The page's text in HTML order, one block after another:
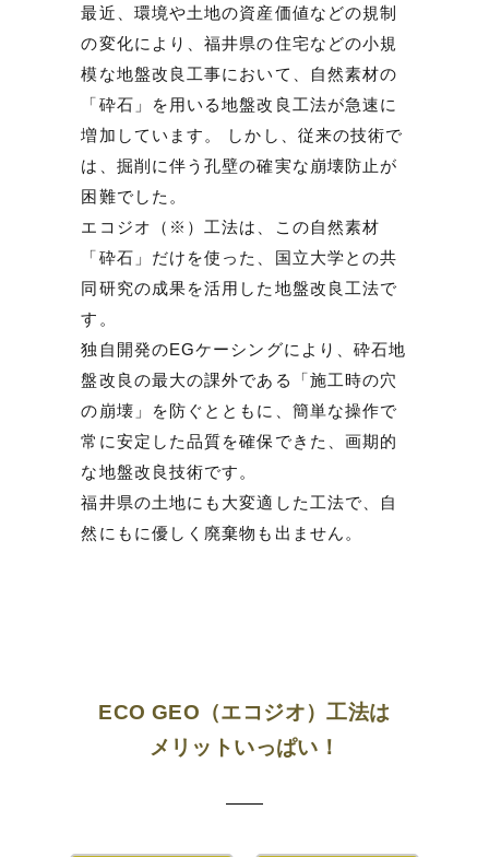
最近、環境や土地の資産価値などの規制
の変化により、福井県の住宅などの小規
模な地盤改良工事において、自然素材の
「砕石」を用いる地盤改良工法が急速に
増加しています。 しかし、従来の技術で
は、掘削に伴う孔壁の確実な崩壊防止が
困難でした。
エコジオ（※）工法は、この自然素材
「砕石」だけを使った、国立大学との共
同研究の成果を活用した地盤改良工法で
す。
独自開発のEGケーシングにより、砕石地
盤改良の最大の課外である「施工時の穴
の崩壊」を防ぐとともに、簡単な操作で
常に安定した品質を確保できた、画期的
な地盤改良技術です。
福井県の土地にも大変適した工法で、自
然にもに優しく廃棄物も出ません。
ECO GEO（エコジオ）工法は
メリットいっぱい！